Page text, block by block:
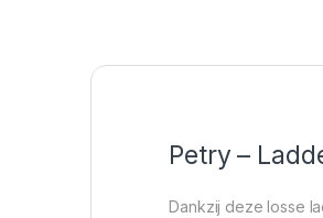
Petry –
Dankzij deze losse